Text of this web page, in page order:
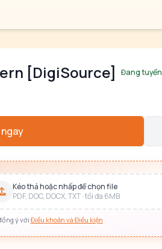
[DigiSource] Đang tuyển
Kéo thả hoặc nhấp để chọn file
PDF, DOC, DOCX, TXT · tối đa 6MB
ý với Điều khoản và Điều kiện